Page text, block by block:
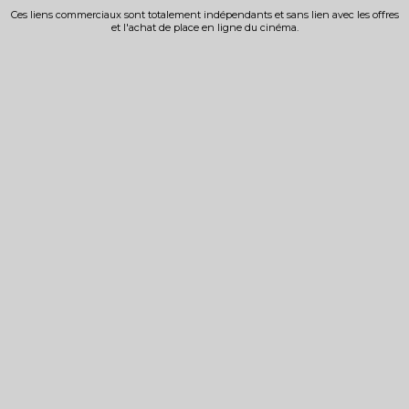
Ces liens commerciaux sont totalement indépendants et sans lien avec les offres
et l'achat de place en ligne du cinéma.